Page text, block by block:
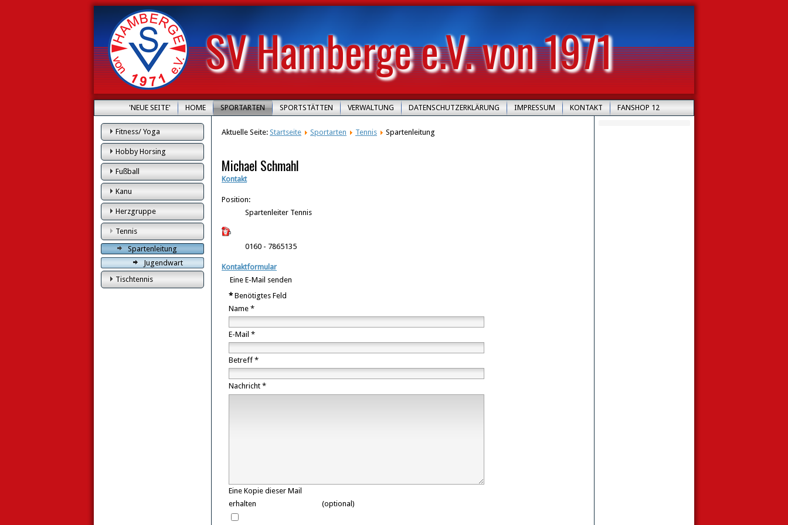
SV Hamberge e.V. von 1971
'NEUE SEITE' HOME SPORTARTEN SPORTSTÄTTEN VERWALTUNG DATENSCHUTZERKLÄRUNG IMPRESSUM KONTAKT FANSHOP 12
Fitness/ Yoga
Hobby Horsing
Fußball
Kanu
Herzgruppe
Tennis
Spartenleitung
Jugendwart
Tischtennis
Aktuelle Seite: Startseite Sportarten Tennis Spartenleitung
Michael Schmahl
Kontakt
Position:
Spartenleiter Tennis
0160 - 7865135
Kontaktformular
Eine E-Mail senden
*Benötigtes Feld
Name*
E-Mail *
Betreff*
Nachricht*
Eine Kopie dieser Mail
erhalten
(optional)